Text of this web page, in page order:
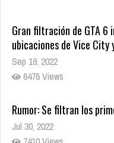
Gran filtración de GTA 6
ubicaciones de Vice City
Sep 19, 2022
6476 Views
Rumor: Se filtran los
Jul 30, 2022